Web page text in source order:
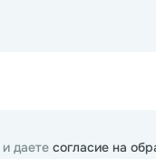
и даете согласие на